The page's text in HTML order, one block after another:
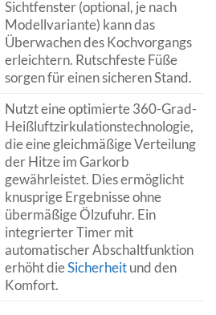
Sichtfenster (optional, je nach
Modellvariante) kann das
Überwachen des Kochvorgangs
erleichtern. Rutschfeste Füße
sorgen für einen sicheren Stand.
Nutzt eine optimierte 360-Grad-
Heißluftzirkulationstechnologie,
die eine gleichmäßige Verteilung
der Hitze im Garkorb
gewährleistet. Dies ermöglicht
knusprige Ergebnisse ohne
übermäßige Ölzufuhr. Ein
integrierter Timer mit
automatischer Abschaltfunktion
erhöht dieSicherheitund den
Komfort.